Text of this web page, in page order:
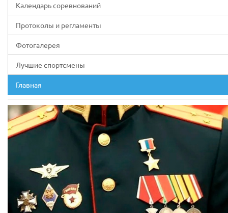
Календарь соревнований
Протоколы и регламенты
Фотогалерея
Лучшие спортсмены
Главная